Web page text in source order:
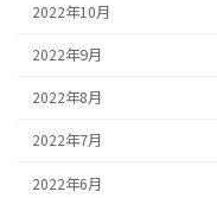
2022年10月
2022年9月
2022年8月
2022年7月
2022年6月